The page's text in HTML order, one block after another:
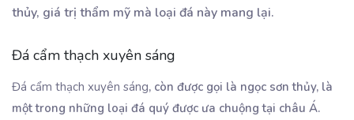
thủy, giá trị thẩm mỹ mà loại đá này mang lại.
Đá cẩm thạch xuyên sáng
Đá cẩm thạch xuyên sáng, còn được gọi là ngọc sơn thủy, là
một trong những loại đá quý được ưa chuộng tại châu Á.